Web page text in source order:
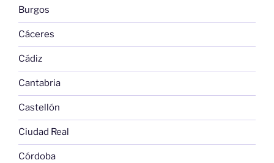
Burgos
Cáceres
Cádiz
Cantabria
Castellón
Ciudad Real
Córdoba